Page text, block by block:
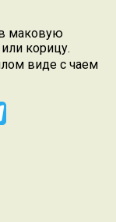
маковую
корицу.
виде с чаем